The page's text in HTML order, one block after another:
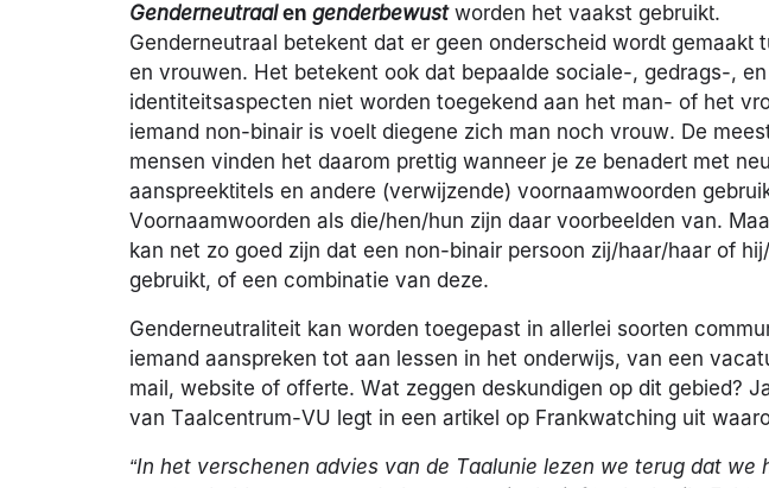
Genderneutraalen genderbewustworden het vaakst gebruikt.
Genderneutraal betekent dat er geen onderscheid wordt gemaakt
en vrouwen. Het betekent ook dat bepaalde sociale-, gedrags-, en
identiteitsaspecten niet worden toegekend aan het man- of het
iemand non-binair is voelt diegene zich man noch vrouw. De
mensen vinden het daarom prettig wanneer je ze benadert met
aanspreektitels en andere (verwijzende) voornaamwoorden
Voornaamwoorden als die/hen/hun zijn daar voorbeelden van.
kan net zo goed zijn dat een non-binair persoon zij/haar/haar of
gebruikt, of een combinatie van deze.
Genderneutraliteit kan worden toegepast in allerlei soorten
iemand aanspreken tot aan lessen in het onderwijs, van een
mail, website of offerte. Wat zeggen deskundigen op dit gebied?
van Taalcentrum-VU legt in een artikel op Frankwatching uit
“In het verschenen advies van de Taalunie lezen we terug dat we